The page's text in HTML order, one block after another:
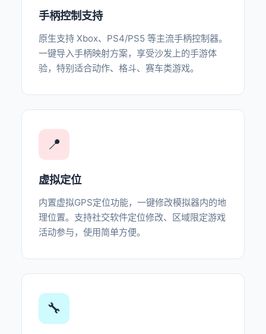
手柄控制支持
原生支持 Xbox、PS4/PS5 等主流手柄控制器。
一键导入手柄映射方案，享受沙发上的手游体
验，特别适合动作、格斗、赛车类游戏。
📍
虚拟定位
内置虚拟GPS定位功能，一键修改模拟器内的地
理位置。支持社交软件定位修改、区域限定游戏
活动参与，使用简单方便。
🔧